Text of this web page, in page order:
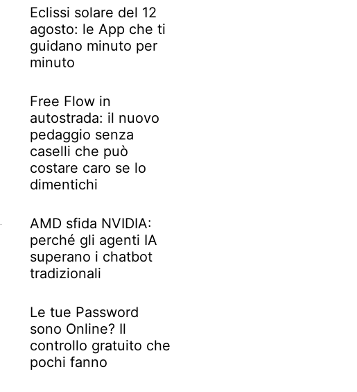
Eclissi solare del 12
agosto: le App che ti
guidano minuto per
minuto
Free Flow in
autostrada: il nuovo
pedaggio senza
caselli che può
costare caro se lo
dimentichi
AMD sfida NVIDIA:
perché gli agenti IA
superano i chatbot
tradizionali
Le tue Password
sono Online? Il
controllo gratuito che
pochi fanno